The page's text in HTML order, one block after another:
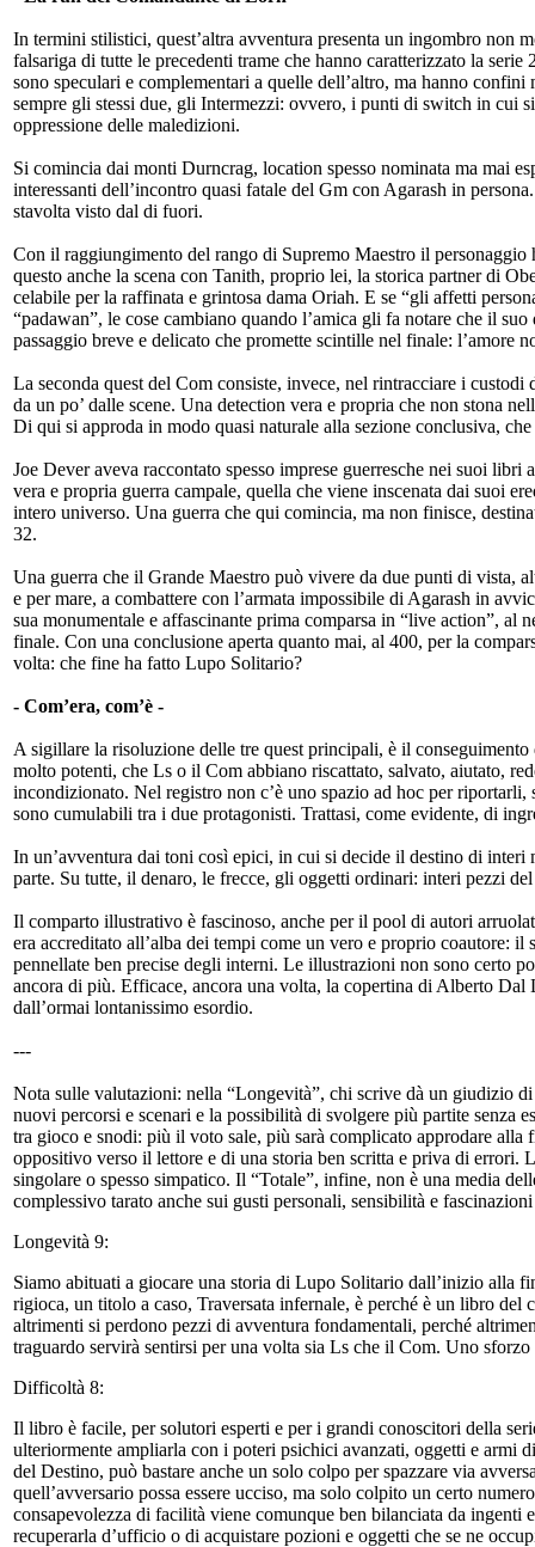
In termini stilistici, quest’altra avventura presenta un ingombro non
falsariga di tutte le precedenti trame che hanno caratterizzato la
sono speculari e complementari a quelle dell’altro, ma hanno
sempre gli stessi due, gli Intermezzi: ovvero, i punti di switch in cui
oppressione delle maledizioni.
Si comincia dai monti Durncrag, location spesso nominata ma mai
interessanti dell’incontro quasi fatale del Gm con Agarash in
stavolta visto dal di fuori.
Con il raggiungimento del rango di Supremo Maestro il
questo anche la scena con Tanith, proprio lei, la storica partner di
celabile per la raffinata e grintosa dama Oriah. E se “gli affetti
“padawan”, le cose cambiano quando l’amica gli fa notare che il
passaggio breve e delicato che promette scintille nel finale:
La seconda quest del Com consiste, invece, nel rintracciare i
da un po’ dalle scene. Una detection vera e propria che non stona
Di qui si approda in modo quasi naturale alla sezione conclusiva,
Joe Dever aveva raccontato spesso imprese guerresche nei suoi
vera e propria guerra campale, quella che viene inscenata dai suoi
intero universo. Una guerra che qui comincia, ma non finisce,
32.
Una guerra che il Grande Maestro può vivere da due punti di vista,
e per mare, a combattere con l’armata impossibile di Agarash in
sua monumentale e affascinante prima comparsa in “live action”,
finale. Con una conclusione aperta quanto mai, al 400, per la
volta: che fine ha fatto Lupo Solitario?
- Com’era, com’è -
A sigillare la risoluzione delle tre quest principali, è il
molto potenti, che Ls o il Com abbiano riscattato, salvato, aiutato,
incondizionato. Nel registro non c’è uno spazio ad hoc per
sono cumulabili tra i due protagonisti. Trattasi, come evidente, di
In un’avventura dai toni così epici, in cui si decide il destino di
parte. Su tutte, il denaro, le frecce, gli oggetti ordinari: interi pezzi
Il comparto illustrativo è fascinoso, anche per il pool di autori
era accreditato all’alba dei tempi come un vero e proprio coautore:
pennellate ben precise degli interni. Le illustrazioni non sono certo
ancora di più. Efficace, ancora una volta, la copertina di Alberto
dall’ormai lontanissimo esordio.
---
Nota sulle valutazioni: nella “Longevità”, chi scrive dà un giudizio
nuovi percorsi e scenari e la possibilità di svolgere più partite senza
tra gioco e snodi: più il voto sale, più sarà complicato approdare
oppositivo verso il lettore e di una storia ben scritta e priva di errori.
singolare o spesso simpatico. Il “Totale”, infine, non è una media
complessivo tarato anche sui gusti personali, sensibilità e
Longevità 9:
Siamo abituati a giocare una storia di Lupo Solitario dall’inizio alla
rigioca, un titolo a caso, Traversata infernale, è perché è un libro
altrimenti si perdono pezzi di avventura fondamentali, perché
traguardo servirà sentirsi per una volta sia Ls che il Com. Uno
Difficoltà 8:
Il libro è facile, per solutori esperti e per i grandi conoscitori della
ulteriormente ampliarla con i poteri psichici avanzati, oggetti e
del Destino, può bastare anche un solo colpo per spazzare via
quell’avversario possa essere ucciso, ma solo colpito un certo
consapevolezza di facilità viene comunque ben bilanciata da
recuperarla d’ufficio o di acquistare pozioni e oggetti che se ne